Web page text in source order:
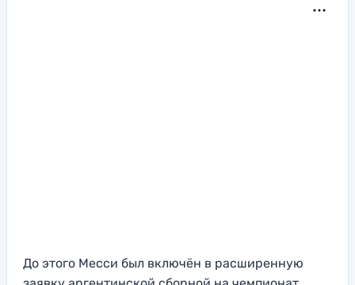
До этого Месси был включён в расширенную